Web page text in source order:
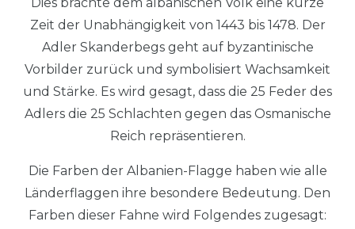
Zeit der Unabhängigkeit von 1443 bis 1478. Der
Adler Skanderbegs geht auf byzantinische
Vorbilder zurück und symbolisiert Wachsamkeit
und Stärke. Es wird gesagt, dass die 25 Feder des
Adlers die 25 Schlachten gegen das Osmanische
Reich repräsentieren.
Die Farben der Albanien-Flagge haben wie alle
Länderflaggen ihre besondere Bedeutung. Den
Farben dieser Fahne wird Folgendes zugesagt: